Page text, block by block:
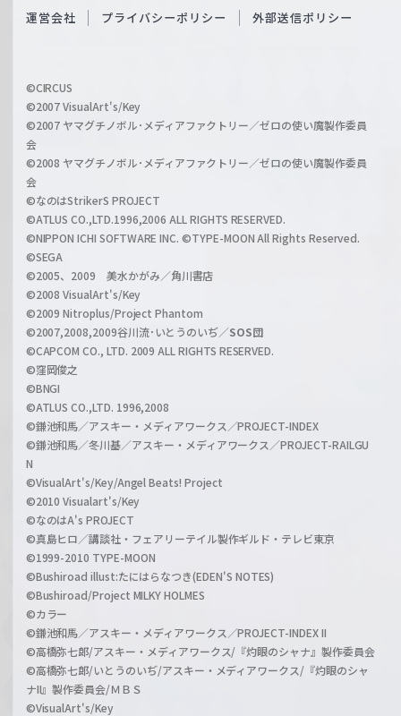
c
a
r
z
O
i
l
h
a
n
l
運営会社 プライバシーポリシー 外部送信ポリシー
©CIRCUS
©2007 VisualArt's/Key
©2007 ヤマグチノボル･メディアファクトリー／ゼロの使い魔製作委員
会
©2008 ヤマグチノボル･メディアファクトリー／ゼロの使い魔製作委員
会
©なのはStrikerS PROJECT
©ATLUS CO.,LTD.1996,2006 ALL RIGHTS RESERVED.
©NIPPON ICHI SOFTWARE INC. ©TYPE-MOON All Rights Reserved.
©SEGA
©2005、2009 美水かがみ／角川書店
©2008 VisualArt's/Key
©2009 Nitroplus/Project Phantom
©2007,2008,2009谷川流･いとうのいぢ／SOS団
©CAPCOM CO., LTD. 2009 ALL RIGHTS RESERVED.
©窪岡俊之
©BNGI
©ATLUS CO.,LTD. 1996,2008
©鎌池和馬／アスキー・メディアワークス／PROJECT-INDEX
©鎌池和馬／冬川基／アスキー・メディアワークス／PROJECT-RAILGU
N
©VisualArt's/Key/Angel Beats! Project
©2010 Visualart's/Key
©なのはA's PROJECT
©真島ヒロ／講談社・フェアリーテイル製作ギルド・テレビ東京
©1999-2010 TYPE-MOON
©Bushiroad illust:たにはらなつき(EDEN'S NOTES)
©Bushiroad/Project MILKY HOLMES
©カラー
©鎌池和馬／アスキー・メディアワークス／PROJECT-INDEX II
©高橋弥七郎/アスキー・メディアワークス/『灼眼のシャナ』製作委員会
©高橋弥七郎/いとうのいぢ/アスキー・メディアワークス/『灼眼のシャ
ナII』製作委員会/ＭＢＳ
©VisualArt's/Key